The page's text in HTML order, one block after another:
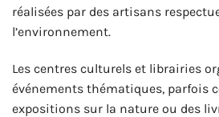
réalisées par des artisans
l’environnement.
Les centres culturels et librairies
événements thématiques, parfois
expositions sur la nature ou des